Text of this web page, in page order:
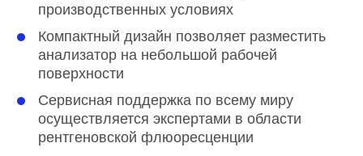
производственных условиях
Компактный дизайн позволяет разместить
анализатор на небольшой рабочей
поверхности
Сервисная поддержка по всему миру
осуществляется экспертами в области
рентгеновской флюоресценции